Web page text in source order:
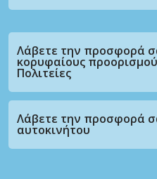
Λάβετε την προσφορά
κορυφαίους
Πολιτείες
Λάβετε την προσφορά
αυτοκινήτου